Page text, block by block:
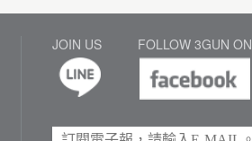
JOIN US FOLLOW 3GUN ON